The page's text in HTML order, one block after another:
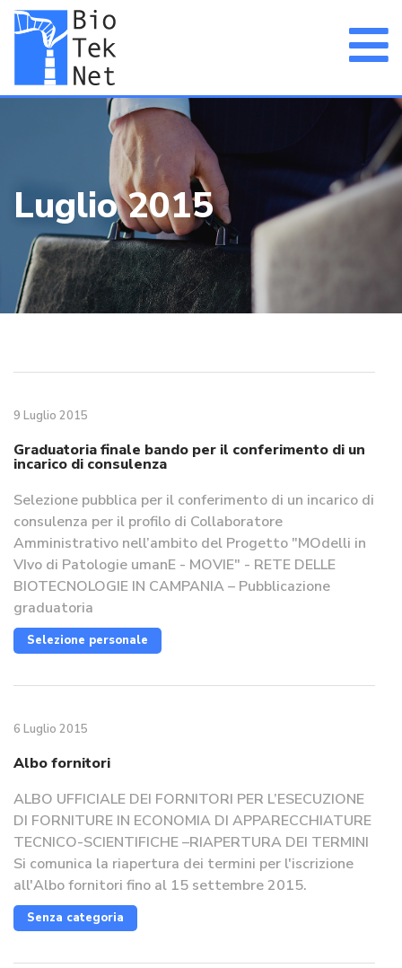
Luglio 2015
9 Luglio 2015
Graduatoria finale bando per il conferimento di un
incarico di consulenza
Selezione pubblica per il conferimento di un incarico di
consulenza per il profilo di Collaboratore
Amministrativo nell’ambito del Progetto "MOdelli in
VIvo di Patologie umanE - MOVIE" - RETE DELLE
BIOTECNOLOGIE IN CAMPANIA – Pubblicazione
graduatoria
Selezione personale
6 Luglio 2015
Albo fornitori
ALBO UFFICIALE DEI FORNITORI PER L’ESECUZIONE
DI FORNITURE IN ECONOMIA DI APPARECCHIATURE
TECNICO-SCIENTIFICHE –RIAPERTURA DEI TERMINI
Si comunica la riapertura dei termini per l'iscrizione
all'Albo fornitori fino al 15 settembre 2015.
Senza categoria